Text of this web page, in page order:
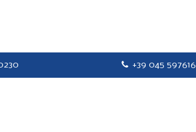
+39 045 597616